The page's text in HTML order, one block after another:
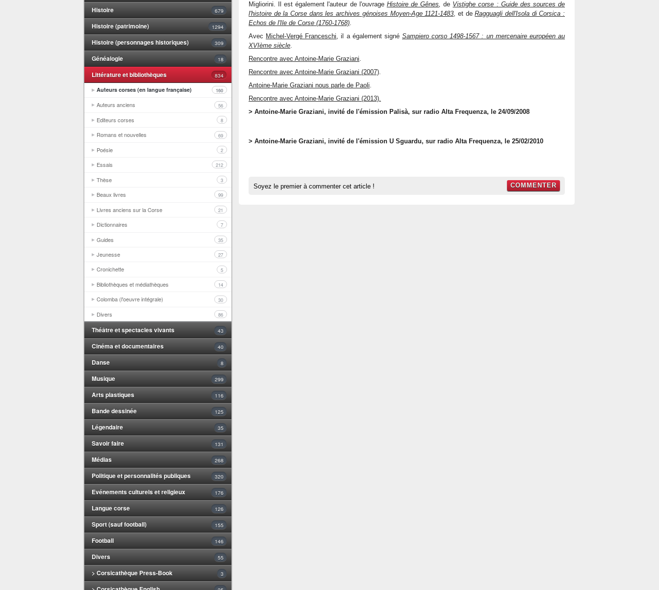
Histoire 679
Histoire (patrimoine) 1294
Histoire (personnages historiques) 309
Généalogie 18
Littérature et bibliothèques
834
Auteurs corses (en langue française)
160
Auteurs anciens 56
Editeurs corses 8
Romans et nouvelles 69
Poésie 2
Essais 212
Thèse 3
Beaux livres 99
Livres anciens sur la Corse 21
Dictionnaires 7
Guides 35
Jeunesse 27
Cronichette 5
Bibliothèques et médiathèques 14
Colomba (l'oeuvre intégrale) 30
Divers 86
Théâtre et spectacles vivants 43
Cinéma et documentaires 40
Danse 8
Musique 299
Arts plastiques 116
Bande dessinée 125
Légendaire 35
Savoir faire 131
Médias 268
Politique et personnalités publiques 320
Evénements culturels et religieux 176
Langue corse 126
Sport (sauf football) 155
Football 146
Divers 55
> Corsicathèque Press-Book 3
Migliorini. Il est également l'auteur de l'ouvrage Histoire de Gênes,de Vistighe corse : Guide des sources de
l'histoire de la Corse dans les archives génoises Moyen-Age 1121-1483, et deRagguagli dell'Isola di Corsica :
Echos de l'Ile de Corse (1760-1768).
Avec Michel-Vergé Franceschi, il a également signéSampiero corso 1498-1567 : un mercenaire européen au
XVIème siècle.
Rencontre avec Antoine-Marie Graziani.
Rencontre avec Antoine-Marie Graziani (2007).
Antoine-Marie Graziani nous parle de Paoli.
Rencontre avec Antoine-Marie Graziani (2013).
> Antoine-Marie Graziani, invité de l'émission Palisà, sur radio Alta Frequenza, le 24/09/2008
> Antoine-Marie Graziani, invité de l'émission U Sguardu, sur radio Alta Frequenza, le 25/02/2010
Soyez le premier à commenter cet article ! COMMENTER